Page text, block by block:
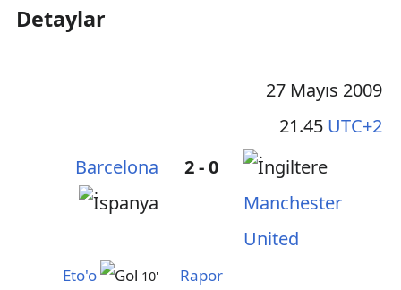
Detaylar
27 Mayıs 2009
21.45 UTC+2
Barcelona
2 - 0
Manchester
United
Eto'o 10' Rapor